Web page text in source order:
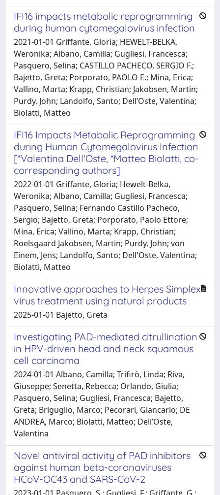
IFI16 impacts metabolic reprogramming
during human cytomegalovirus infection
2021-01-01 Griffante, Gloria; HEWELT-BELKA,
Weronika; Albano, Camilla; Gugliesi, Francesca;
Pasquero, Selina; CASTILLO PACHECO, SERGIO F.;
Bajetto, Greta; Porporato, PAOLO E.; Mina, Erica;
Vallino, Marta; Krapp, Christian; Jakobsen, Martin;
Purdy, John; Landolfo, Santo; Dell’Oste, Valentina;
Biolatti, Matteo
IFI16 Impacts Metabolic Reprogramming
during Human Cytomegalovirus Infection
[*Valentina Dell'Oste, *Matteo Biolatti, co-
corresponding authors]
2022-01-01 Griffante, Gloria; Hewelt-Belka,
Weronika; Albano, Camilla; Gugliesi, Francesca;
Pasquero, Selina; Fernando Castillo Pacheco,
Sergio; Bajetto, Greta; Porporato, Paolo Ettore;
Mina, Erica; Vallino, Marta; Krapp, Christian;
Roelsgaard Jakobsen, Martin; Purdy, John; von
Einem, Jens; Landolfo, Santo; Dell'Oste, Valentina;
Biolatti, Matteo
Innovative approaches to Herpes Simplex
virus treatment using natural products
2025-01-01 Bajetto, Greta
Investigating PAD-mediated citrullination
in HPV-driven head and neck squamous
cell carcinoma
2024-01-01 Albano, Camilla; Trifirò, Linda; Riva,
Giuseppe; Senetta, Rebecca; Orlando, Giulia;
Pasquero, Selina; Gugliesi, Francesca; Bajetto,
Greta; Briguglio, Marco; Pecorari, Giancarlo; DE
ANDREA, Marco; Biolatti, Matteo; Dell’Oste,
Valentina
Novel antiviral activity of PAD inhibitors
against human beta-coronaviruses
HCoV-OC43 and SARS-CoV-2